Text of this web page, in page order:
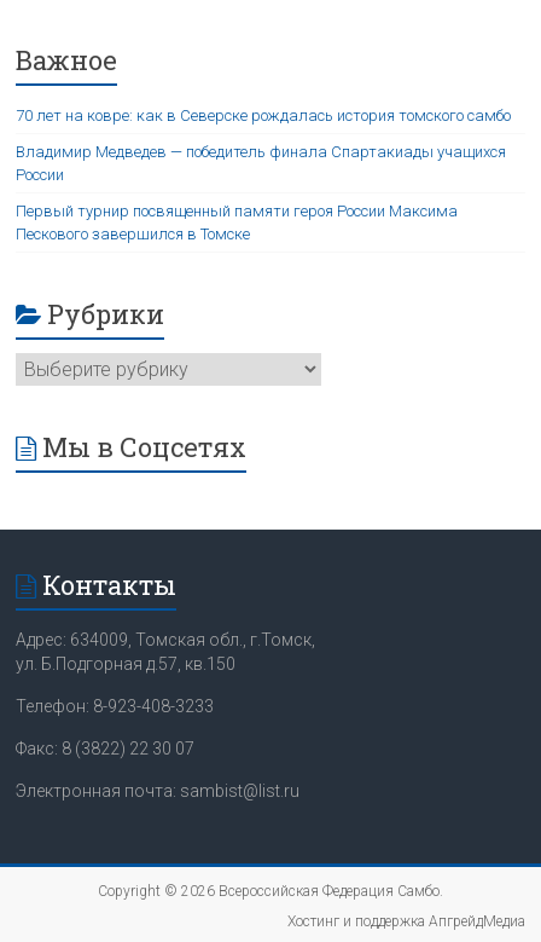
Важное
70 лет на ковре: как в Северске рождалась история томского самбо
Владимир Медведев — победитель финала Спартакиады учащихся
России
Первый турнир посвященный памяти героя России Максима
Пескового завершился в Томске
Рубрики
Мы в Соцсетях
Контакты
Адрес: 634009, Томская обл., г.Томск,
ул. Б.Подгорная д.57, кв.150
Телефон: 8-923-408-3233
Факс: 8 (3822) 22 30 07
Электронная почта: sambist@list.ru
Copyright © 2026 Всероссийская Федерация Самбо.
Хостинг и поддержка АпгрейдМедиа